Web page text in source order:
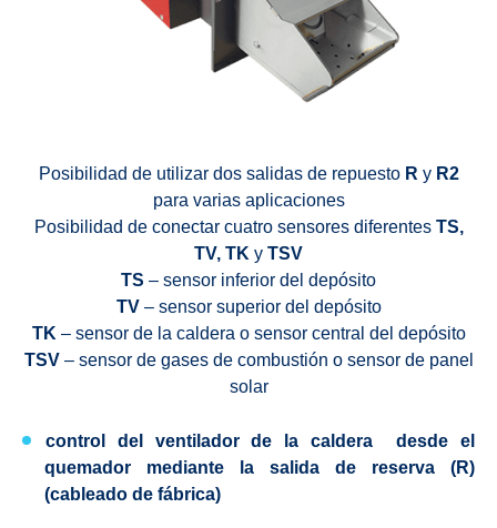
Posibilidad de utilizar dos salidas de repuestoR yR2
para varias aplicaciones
Posibilidad de conectar cuatro sensores diferentes TS,
TV, TK y TSV
TS – sensor inferior del depósito
TV– sensor superior del depósito
TK – sensor de la caldera o sensor central del depósito
TSV– sensor de gases de combustión o sensor de panel
solar
control del ventilador de la caldera
desde el
quemador mediante la salida de reserva (R)
(cableado de fábrica)